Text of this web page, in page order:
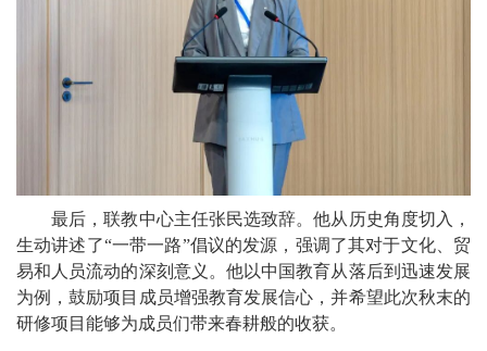
最后，联教中心主任张民选致辞。他从历史角度切入，
生动讲述了“一带一路”倡议的发源，强调了其对于文化、贸
易和人员流动的深刻意义。他以中国教育从落后到迅速发展
为例，鼓励项目成员增强教育发展信心，并希望此次秋末的
研修项目能够为成员们带来春耕般的收获。